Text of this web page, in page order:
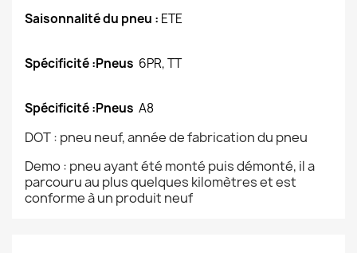
Saisonnalité du pneu : ETE
Spécificité :Pneus 6PR, TT
Spécificité :Pneus A8
DOT : pneu neuf, année de fabrication du pneu
Demo : pneu ayant été monté puis démonté, il a
parcouru au plus quelques kilomètres et est
conforme à un produit neuf